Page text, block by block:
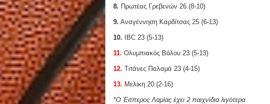
8. Πρωτέας Γρεβενών 26 (8-10)
9. Αναγέννηση Καρδίτσας 25 (6-13)
10. IBC 23 (5-13)
11. Ολυμπιακός Βόλου 23 (5-13)
12. Τιτάνες Παλαμά 23 (4-15)
13. Μελίκη 20 (2-16)
*Ο Έσπερος Λαμίας έχει 2 παιχνίδια λιγότερα